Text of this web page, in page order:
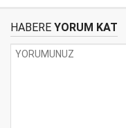
HABERE YORUM KAT